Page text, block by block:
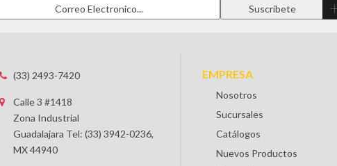
(33) 2493-7420
Calle 3 #1418
Zona Industrial
Guadalajara Tel: (33) 3942-0236,
MX 44940
EMPRESA
Nosotros
Sucursales
Catálogos
Nuevos Productos